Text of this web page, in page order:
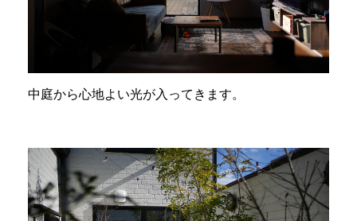
中庭から心地よい光が入ってきます。